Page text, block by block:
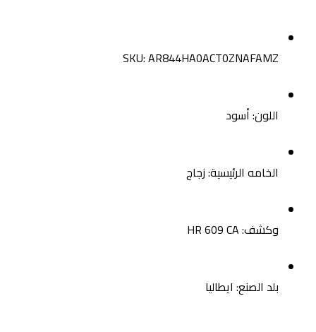
SKU: AR844HA0ACT0ZNAFAMZ
اللون: أسود
الخامه الرئيسية: زجاج
وكشف: HR 609 CA
بلد الصنع: ايطاليا